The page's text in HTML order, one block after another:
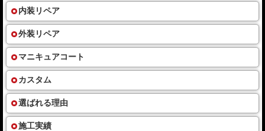
内装リペア
外装リペア
マニキュアコート
カスタム
選ばれる理由
施工実績